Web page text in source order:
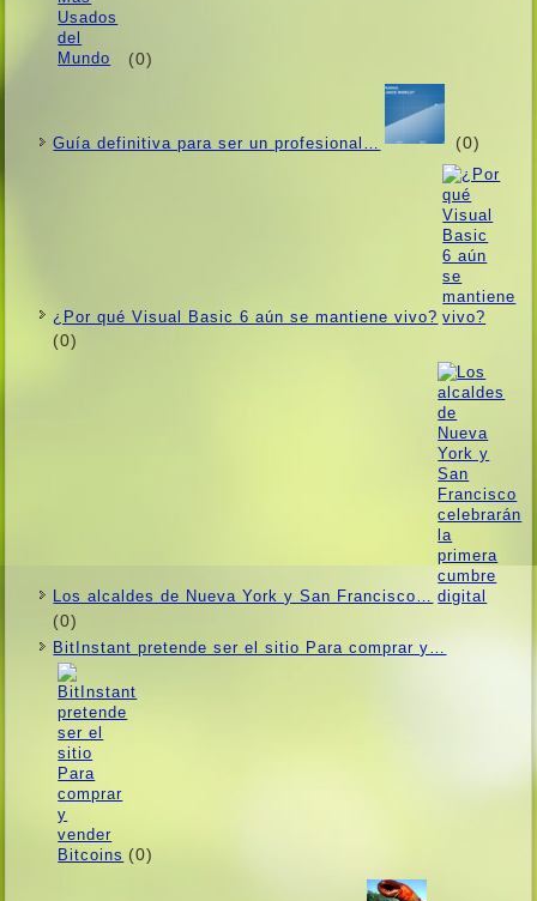
(0)
Guí­a definitiva para ser un profesional… (0)
¿Por qué Visual Basic 6 aún se mantiene vivo?
(0)
Los alcaldes de Nueva York y San Francisco…
(0)
BitInstant pretende ser el sitio Para comprar y…
(0)